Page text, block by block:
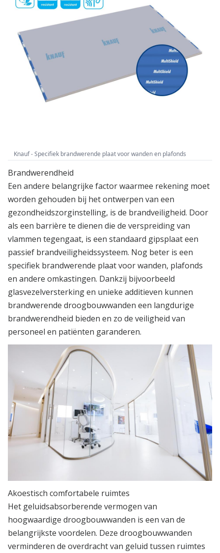
Knauf - Specifiek brandwerende plaat voor wanden en plafonds
Brandwerendheid
Een andere belangrijke factor waarmee rekening moet
worden gehouden bij het ontwerpen van een
gezondheidszorginstelling, is de brandveiligheid. Door
als een barrière te dienen die de verspreiding van
vlammen tegengaat, is een standaard gipsplaat een
passief brandveiligheidssysteem. Nog beter is een
specifiek brandwerende plaat voor wanden, plafonds
en andere omkastingen. Dankzij bijvoorbeeld
glasvezelversterking en unieke additieven kunnen
brandwerende droogbouwwanden een langdurige
brandwerendheid bieden en zo de veiligheid van
personeel en patiënten garanderen.
Akoestisch comfortabele ruimtes
Het geluidsabsorberende vermogen van
hoogwaardige droogbouwwanden is een van de
belangrijkste voordelen. Deze droogbouwwanden
verminderen de overdracht van geluid tussen ruimtes